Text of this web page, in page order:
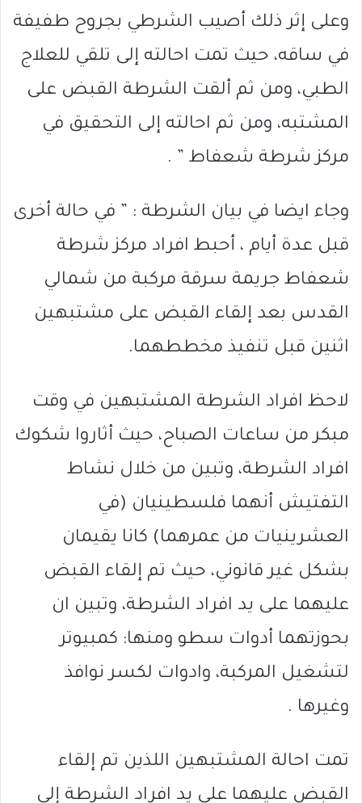
وعلى إثر ذلك أصيب الشرطي بجروح طفيفة
في ساقه، حيث تمت احالته إلى تلقي للعلاج
الطبي، ومن ثم ألقت الشرطة القبض على
المشتبه، ومن ثم احالته إلى التحقيق في
مركز شرطة شعفاط ” .
وجاء ايضا في بيان الشرطة : ” في حالة أخرى
قبل عدة أيام ، أحبط افراد مركز شرطة
شعفاط جريمة سرقة مركبة من شمالي
القدس بعد إلقاء القبض على مشتبهين
اثنين قبل تنفيذ مخططهما.
لاحظ افراد الشرطة المشتبهين في وقت
مبكر من ساعات الصباح، حيث أثاروا شكوك
افراد الشرطة، وتبين من خلال نشاط
التفتيش أنهما فلسطينيان (في
العشرينيات من عمرهما) كانا يقيمان
بشكل غير قانوني، حيث تم إلقاء القبض
عليهما على يد افراد الشرطة، وتبين ان
بحوزتهما أدوات سطو ومنها: كمبيوتر
لتشغيل المركبة، وادوات لكسر نوافذ
وغيرها .
تمت احالة المشتبهين اللذين تم إلقاء
القبض عليهما على يد افراد الشرطة إلى